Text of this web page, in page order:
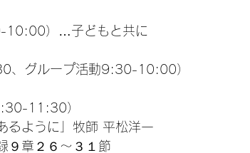
10:00）…子どもと共に
、グループ活動9:30-10:00）
11:30）
るように」牧師 平松洋一
９章２６〜３１節